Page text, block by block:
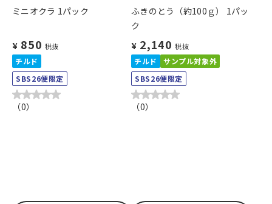
ミニオクラ 1パック
¥ 850 税抜
チルド
SBS26便限定
（0）
ふきのとう（約100ｇ） 1パッ
ク
¥ 2,140 税抜
チルド
サンプル対象外
SBS26便限定
（0）